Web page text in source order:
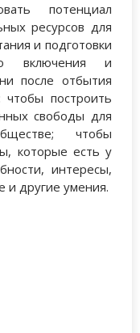
потенциал
ресурсов для
и подготовки
включения и
после отбытия
построить
свободы для
чтобы
которые есть у
интересы,
и другие умения.